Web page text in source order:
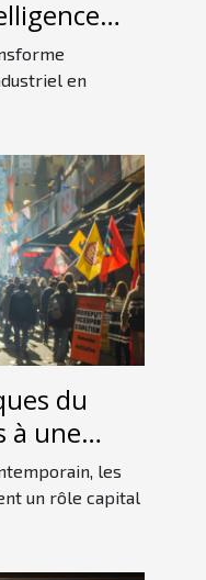
en
du
à une
les
un rôle capital